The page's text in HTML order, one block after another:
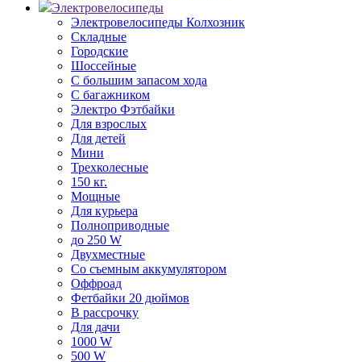
Электровелосипеды
Электровелосипеды Колхозник
Складные
Городские
Шоссейные
С большим запасом хода
С багажником
Электро Фэтбайки
Для взрослых
Для детей
Мини
Трехколесные
150 кг.
Мощные
Для курьера
Полноприводные
до 250 W
Двухместные
Со съемным аккумулятором
Оффроад
Фетбайки 20 дюймов
В рассрочку
Для дачи
1000 W
500 W